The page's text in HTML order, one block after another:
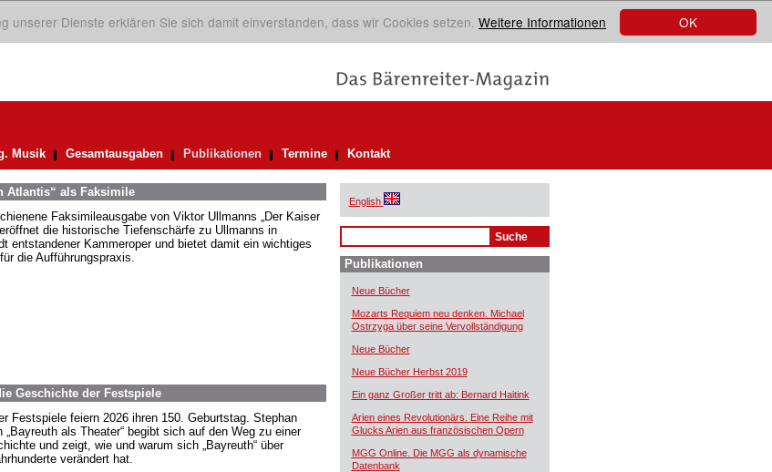
OK
Dienste erklären Sie sich damit einverstanden, dass wir Cookies setzen. Weitere Informationen
Musik Gesamtausgaben Publikationen Termine Kontakt
Atlantis“ als Faksimile
Faksimileausgabe von Viktor Ullmanns „Der Kaiser
die historische Tiefenschärfe zu Ullmanns in
entstandener Kammeroper und bietet damit ein wichtiges
die Aufführungspraxis.
Geschichte der Festspiele
Festspiele feiern 2026 ihren 150. Geburtstag. Stephan
„Bayreuth als Theater“ begibt sich auf den Weg zu einer
und zeigt, wie und warum sich „Bayreuth“ über
verändert hat.
English
Publikationen
Neue Bücher
Mozarts Requiem neu denken. Michael
Ostrzyga über seine Vervollständigung
Neue Bücher
Neue Bücher Herbst 2019
Ein ganz Großer tritt ab: Bernard Haitink
Arien eines Revolutionärs. Eine Reihe mit
Glucks Arien aus französischen Opern
MGG Online. Die MGG als dynamische
Datenbank